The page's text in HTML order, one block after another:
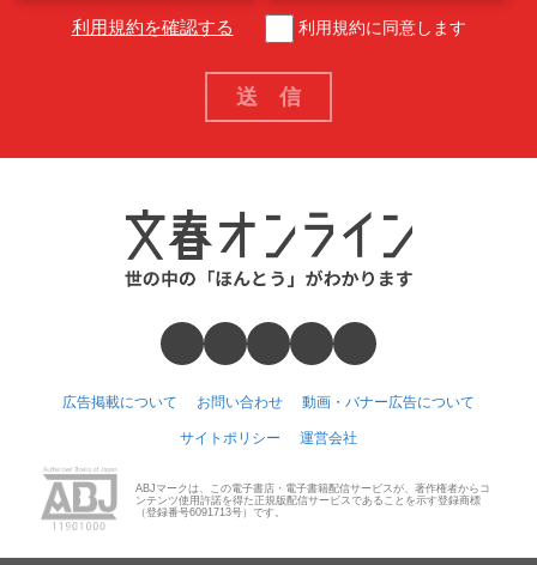
利用規約を確認する 利用規約に同意します
広告掲載について お問い合わせ 動画・バナー広告について
サイトポリシー 運営会社
ABJマークは、この電子書店・電子書籍配信サービスが、著作権者からコ
ンテンツ使用許諾を得た正規版配信サービスであることを示す登録商標
（登録番号6091713号）です。